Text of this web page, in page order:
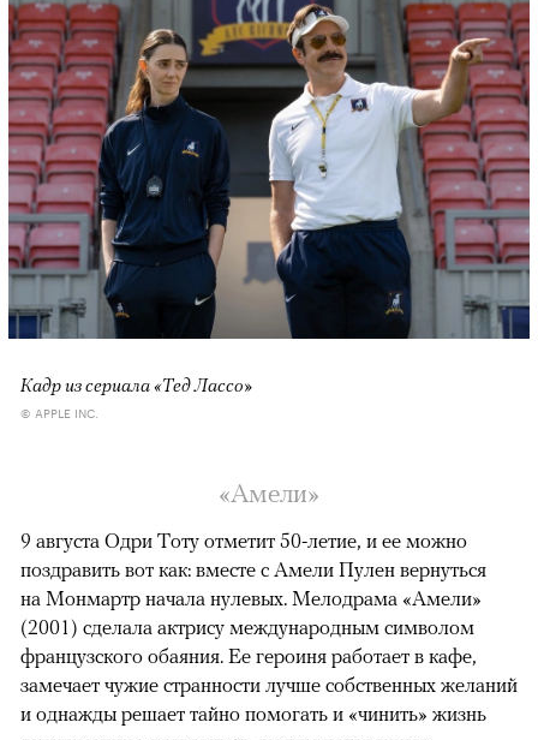
Кадр из сериала «Тед Лассо»
© APPLE INC.
«Амели»
9 августа Одри Тоту отметит 50-летие, и ее можно
поздравить вот как: вместе с Амели Пулен вернуться
на Монмартр начала нулевых. Мелодрама «Амели»
(2001) сделала актрису международным символом
французского обаяния. Ее героиня работает в кафе,
замечает чужие странности лучше собственных желаний
и однажды решает тайно помогать и «чинить» жизнь